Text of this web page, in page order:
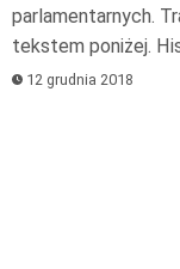
parlamentarnych.
tekstem poniżej.
12 grudnia 2018